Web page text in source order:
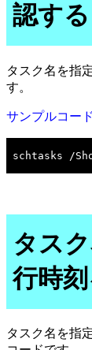
認する
タスク名を指
す。
サンプルコード
タス
行時
タスク名を指